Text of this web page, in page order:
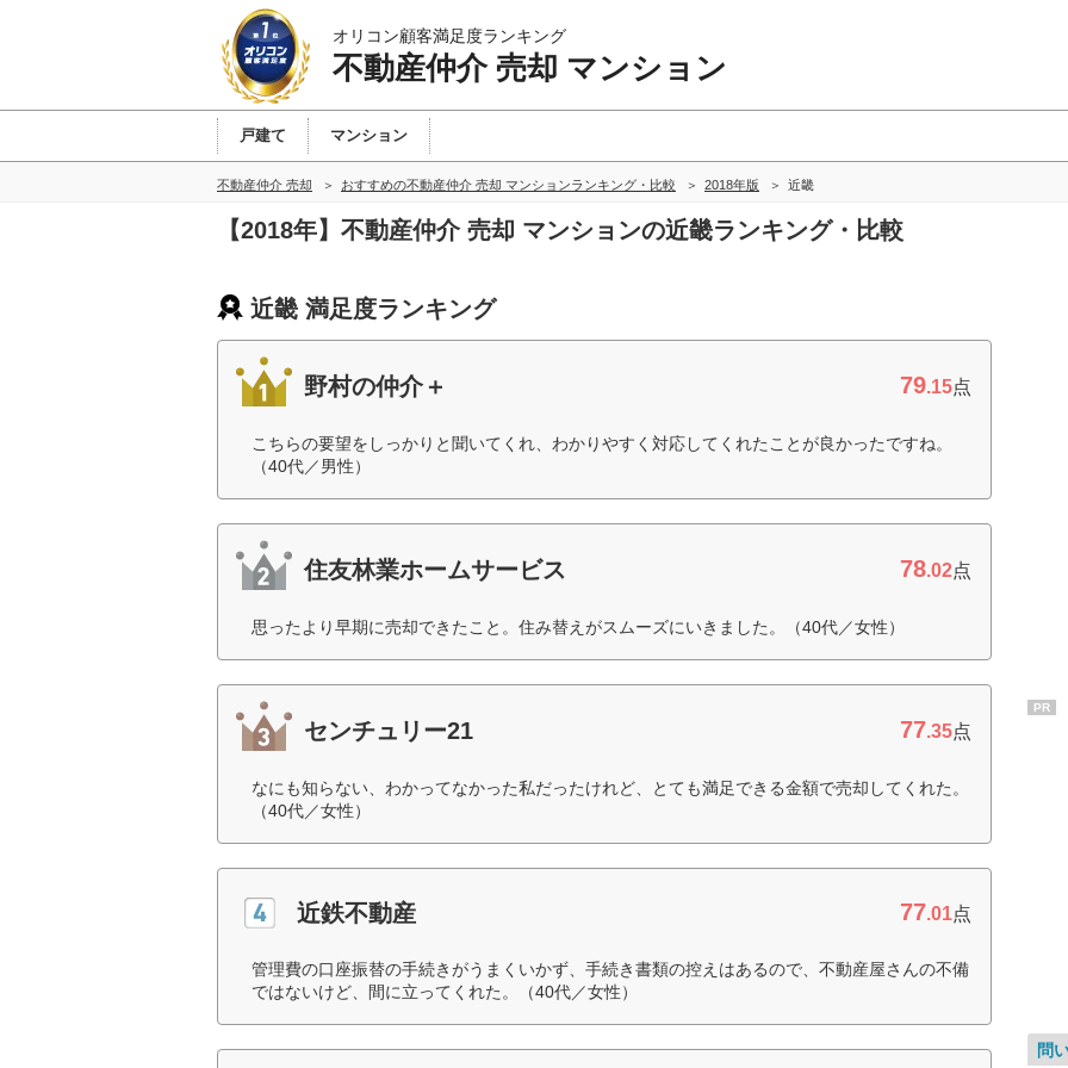
オリコン顧客満足度ランキング
不動産仲介 売却 マンション
戸建て マンション
不動産仲介 売却 おすすめの不動産仲介 売却 マンションランキング・比較 2018年版 近畿
【2018年】不動産仲介 売却 マンションの近畿ランキング・比較
近畿 満足度ランキング
野村の仲介＋ 79.15点
こちらの要望をしっかりと聞いてくれ、わかりやすく対応してくれたことが良かったですね。
（40代／男性）
住友林業ホームサービス 78.02点
思ったより早期に売却できたこと。住み替えがスムーズにいきました。（40代／女性）
センチュリー21 77.35点
なにも知らない、わかってなかった私だったけれど、とても満足できる金額で売却してくれた。
（40代／女性）
近鉄不動産 77.01点
管理費の口座振替の手続きがうまくいかず、手続き書類の控えはあるので、不動産屋さんの不備
ではないけど、間に立ってくれた。（40代／女性）
PR
問